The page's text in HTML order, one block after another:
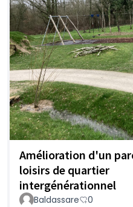
Amélioration d'un
loisirs de quartier
intergénérationnel
Baldassare 0